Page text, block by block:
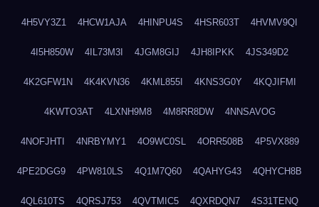
4H5VY3Z1 4HCW1AJA 4HINPU4S 4HSR603T 4HVMV9QI
4I5H850W 4IL73M3I 4JGM8GIJ 4JH8IPKK 4JS349D2
4K2GFW1N 4K4KVN36 4KML855I 4KNS3G0Y 4KQJIFMI
4KWTO3AT 4LXNH9M8 4M8RR8DW 4NNSAVOG
4NOFJHTI 4NRBYMY1 4O9WC0SL 4ORR508B 4P5VX889
4PE2DGG9 4PW810LS 4Q1M7Q60 4QAHYG43 4QHYCH8B
4QL610TS 4QRSJ753 4QVTMIC5 4QXRDQN7 4S31TENQ